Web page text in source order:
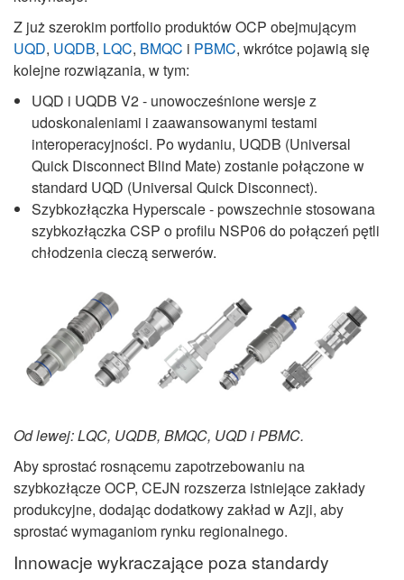
Z już szerokim portfolio produktów OCP obejmującym
UQD, UQDB, LQC, BMQC i PBMC, wkrótce pojawią się
kolejne rozwiązania, w tym:
UQD i UQDB V2 - unowocześnione wersje z
udoskonaleniami i zaawansowanymi testami
interoperacyjności. Po wydaniu, UQDB (Universal
Quick Disconnect Blind Mate) zostanie połączone w
standard UQD (Universal Quick Disconnect).
Szybkozłączka Hyperscale - powszechnie stosowana
szybkozłączka CSP o profilu NSP06 do połączeń pętli
chłodzenia cieczą serwerów.
Od lewej: LQC, UQDB, BMQC, UQD i PBMC.
Aby sprostać rosnącemu zapotrzebowaniu na
szybkozłącze OCP, CEJN rozszerza istniejące zakłady
produkcyjne, dodając dodatkowy zakład w Azji, aby
sprostać wymaganiom rynku regionalnego.
Innowacje wykraczające poza standardy